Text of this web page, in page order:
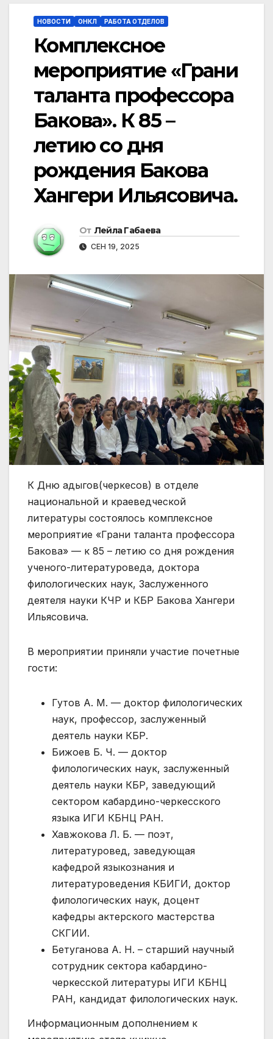
НОВОСТИ ОНКЛ РАБОТА ОТДЕЛОВ
Комплексное
мероприятие «Грани
таланта профессора
Бакова». К 85 –
летию со дня
рождения Бакова
Хангери Ильясовича.
От Лейла Габаева
СЕН 19, 2025
К Дню адыгов(черкесов) в отделе
национальной и краеведческой
литературы состоялось комплексное
мероприятие «Грани таланта профессора
Бакова» — к 85 – летию со дня рождения
ученого-литературоведа, доктора
филологических наук, Заслуженного
деятеля науки КЧР и КБР Бакова Хангери
Ильясовича.
В мероприятии приняли участие почетные
гости:
Гутов А. М. — доктор филологических
наук, профессор, заслуженный
деятель науки КБР.
Бижоев Б. Ч. — доктор
филологических наук, заслуженный
деятель науки КБР, заведующий
сектором кабардино-черкесского
языка ИГИ КБНЦ РАН.
Хавжокова Л. Б. — поэт,
литературовед, заведующая
кафедрой языкознания и
литературоведения КБИГИ, доктор
филологических наук, доцент
кафедры актерского мастерства
СКГИИ.
Бетуганова А. Н. – старший научный
сотрудник сектора кабардино-
черкесской литературы ИГИ КБНЦ
РАН, кандидат филологических наук.
Информационным дополнением к